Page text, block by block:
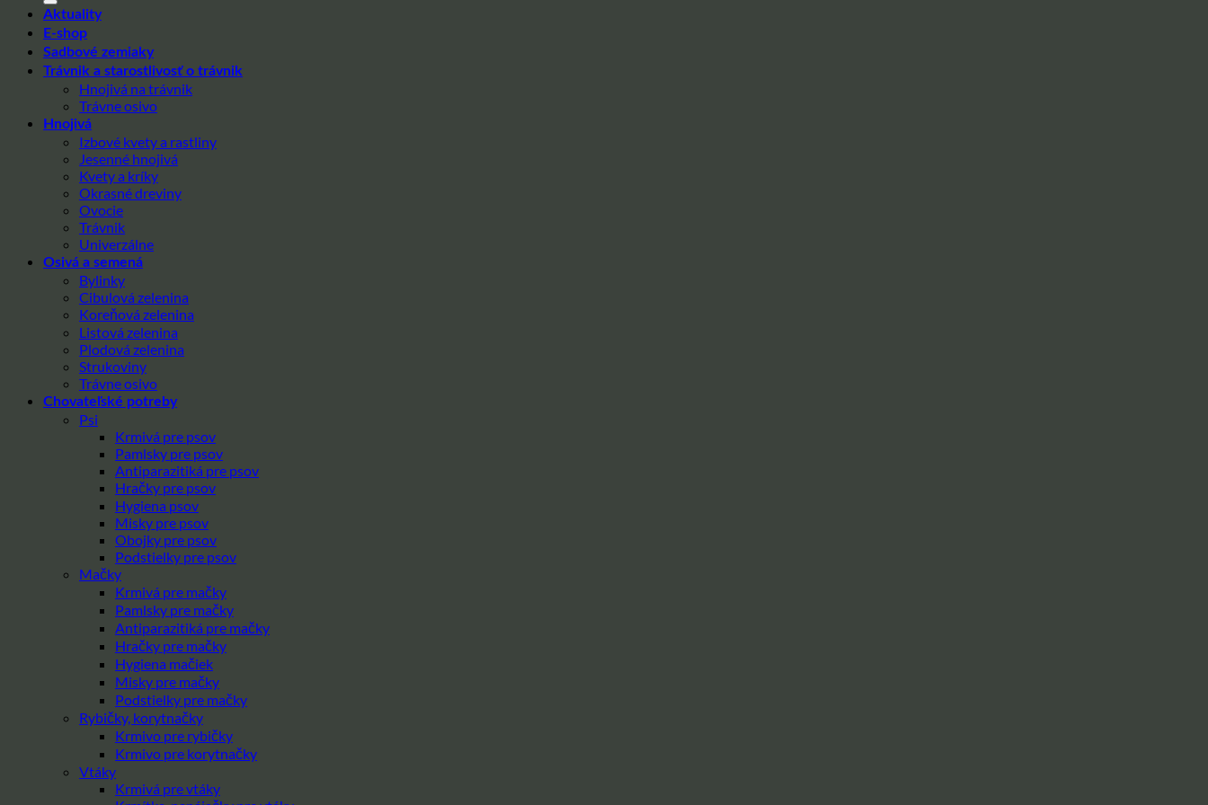
Aktuality
E-shop
Sadbové zemiaky
Trávnik a starostlivosť o trávnik
Hnojivá na trávnik
Trávne osivo
Hnojivá
Izbové kvety a rastliny
Jesenné hnojivá
Kvety a kríky
Okrasné dreviny
Ovocie
Trávnik
Univerzálne
Osivá a semená
Bylinky
Cibulová zelenina
Koreňová zelenina
Listová zelenina
Plodová zelenina
Strukoviny
Trávne osivo
Chovateľské potreby
Psi
Krmivá pre psov
Pamlsky pre psov
Antiparazitiká pre psov
Hračky pre psov
Hygiena psov
Misky pre psov
Obojky pre psov
Podstielky pre psov
Mačky
Krmivá pre mačky
Pamlsky pre mačky
Antiparazitiká pre mačky
Hračky pre mačky
Hygiena mačiek
Misky pre mačky
Podstielky pre mačky
Rybičky, korytnačky
Krmivo pre rybičky
Krmivo pre korytnačky
Vtáky
Krmivá pre vtáky